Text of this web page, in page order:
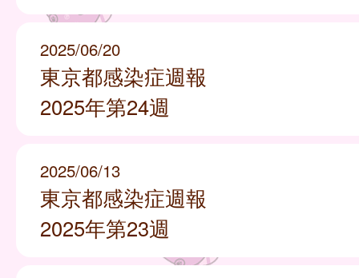
2025/06/20
東京都感染症週報
2025年第24週
2025/06/13
東京都感染症週報
2025年第23週